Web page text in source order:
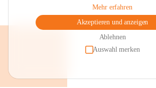
Mehr erfahren
Akzeptieren und anzeigen
Ablehnen
Auswahl merken